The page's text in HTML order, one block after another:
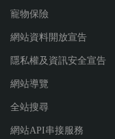
寵物保險
網站資料開放宣告
隱私權及資訊安全宣告
網站導覽
全站搜尋
網站API串接服務